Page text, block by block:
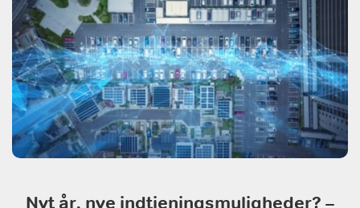
Nyt år, nye indtjeningsmuligheder? –